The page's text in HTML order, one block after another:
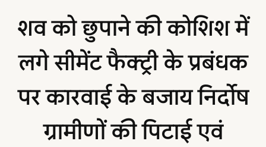
शव को छुपाने की कोशिश में
लगे सीमेंट फैक्ट्री के प्रबंधक
पर कारवाई के बजाय निर्दोष
ग्रामीणों की पिटाई एवं